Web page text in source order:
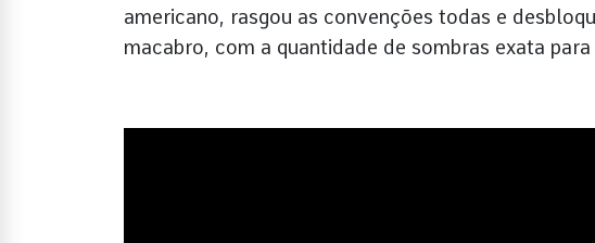
americano, rasgou as convenções todas e
macabro, com a quantidade de sombras exata